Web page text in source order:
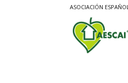
ASOCIACIÓN